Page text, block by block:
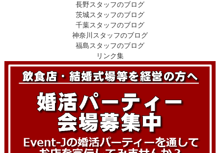
長野スタッフのブログ
茨城スタッフのブログ
千葉スタッフのブログ
神奈川スタッフのブログ
福島スタッフのブログ
リンク集